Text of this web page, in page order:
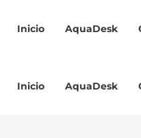
Inicio AquaDesk
Inicio AquaDesk